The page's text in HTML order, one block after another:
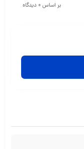
بر اساس 0 دیدگاه